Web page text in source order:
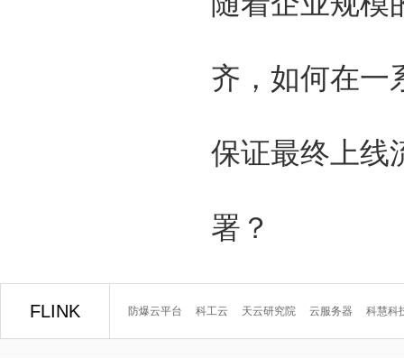
齐，如何在一
保证最终上线
署？
FLINK 防爆云平台 科工云 天云研究院 云服务器 科慧科